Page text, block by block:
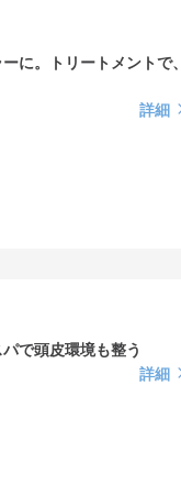
に。トリートメントで、
詳細
で頭皮環境も整う
詳細